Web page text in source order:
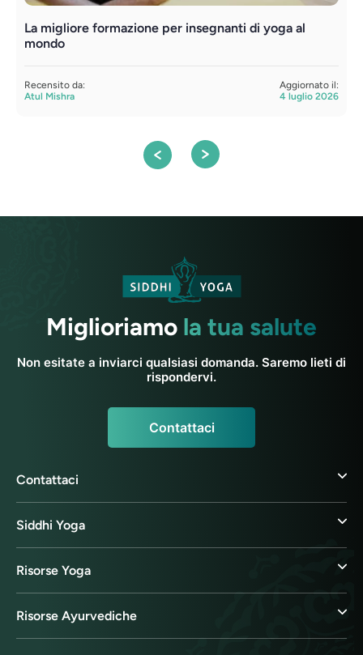
La migliore formazione per insegnanti di yoga al
mondo
Recensito da:
Atul Mishra
Aggiornato il:
4 luglio 2026
Miglioriamo la tua salute
Non esitate a inviarci qualsiasi domanda. Saremo lieti di
rispondervi.
Contattaci
Contattaci
Siddhi Yoga
Risorse Yoga
Risorse Ayurvediche